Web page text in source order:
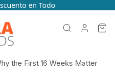
en Todo
the First 16 Weeks Matter